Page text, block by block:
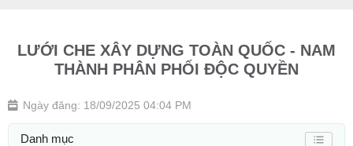
LƯỚI CHE XÂY DỰNG TOÀN QUỐC - NAM
THÀNH PHÂN PHỐI ĐỘC QUYỀN
Ngày đăng: 18/09/2025 04:04 PM
Danh mục